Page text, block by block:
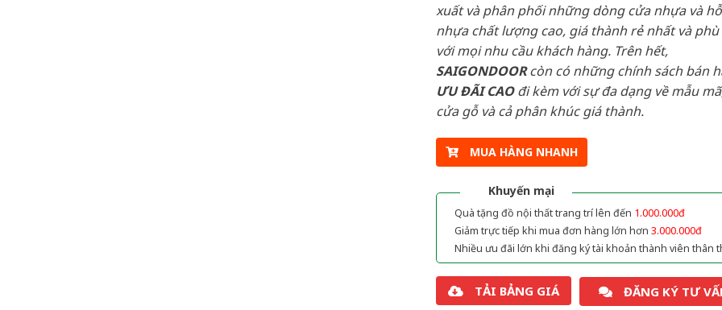
xuất và phân phối những dòng cửa nhựa và
nhựa chất lượng cao, giá thành rẻ nhất và
với mọi nhu cầu khách hàng. Trên hết,
SAIGONDOORcòn có những chính sách bán
ƯU ĐÃI CAOđi kèm với sự đa dạng về mẫu
cửa gỗ và cả phân khúc giá thành.
MUA HÀNG NHANH
Khuyến mại
Quà tặng đồ nội thất trang trí lên đến 1.000.000đ
Giảm trực tiếp khi mua đơn hàng lớn hơn 3.000.000đ
Nhiều ưu đãi lớn khi đăng ký tài khoản thành viên thân
TẢI BẢNG GIÁ ĐĂNG KÝ TƯ